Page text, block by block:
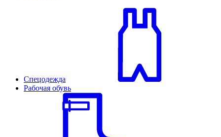
Спецодежда
Рабочая обувь